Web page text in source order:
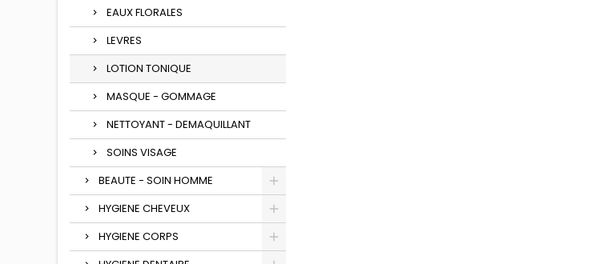
EAUX FLORALES
LEVRES
LOTION TONIQUE
MASQUE - GOMMAGE
NETTOYANT - DEMAQUILLANT
SOINS VISAGE
BEAUTE - SOIN HOMME
HYGIENE CHEVEUX
HYGIENE CORPS